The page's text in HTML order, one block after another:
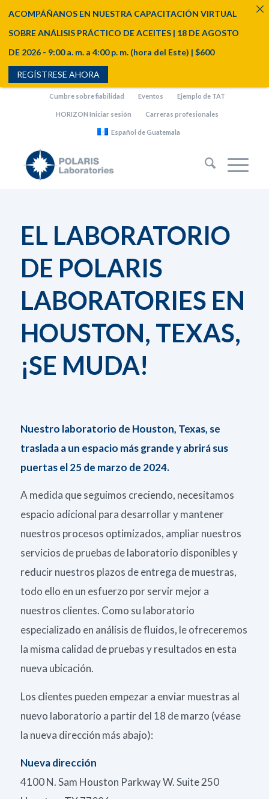
Cumbre sobre fiabilidad Eventos Ejemplo de TAT
HORIZON Iniciar sesión Carreras profesionales
Español de Guatemala
EL LABORATORIO
DE POLARIS
LABORATORIES EN
HOUSTON, TEXAS,
¡SE MUDA!
Nuestro laboratorio de Houston, Texas, se
traslada a un espacio más grande y abrirá sus
puertas el 25 de marzo de 2024.
A medida que seguimos creciendo, necesitamos
espacio adicional para desarrollar y mantener
nuestros procesos optimizados, ampliar nuestros
servicios de pruebas de laboratorio disponibles y
reducir nuestros plazos de entrega de muestras,
todo ello en un esfuerzo por servir mejor a
nuestros clientes. Como su laboratorio
especializado en análisis de fluidos, le ofreceremos
la misma calidad de pruebas y resultados en esta
nueva ubicación.
Los clientes pueden empezar a enviar muestras al
nuevo laboratorio a partir del 18 de marzo (véase
la nueva dirección más abajo):
Nueva dirección
4100 N. Sam Houston Parkway W. Suite 250
ACOMPÁÑANOS EN NUESTRA CAPACITACIÓN VIRTUAL
SOBRE ANÁLISIS PRÁCTICO DE ACEITES | 18 DE AGOSTO
DE 2026 - 9:00 a. m. a 4:00 p. m. (hora del Este) | $600
REGÍSTRESE AHORA